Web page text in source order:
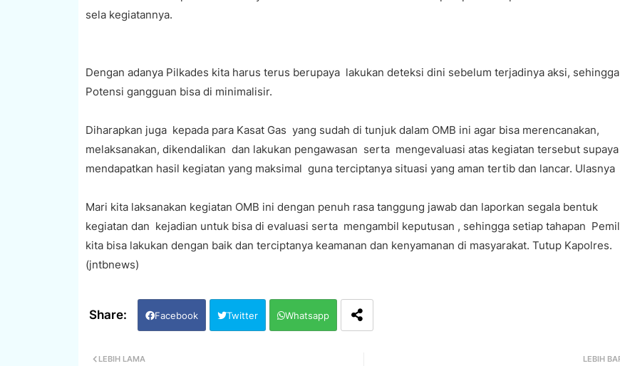
sela kegiatannya.
Dengan adanya Pilkades kita harus terus berupaya lakukan deteksi dini sebelum terjadinya aksi, sehingga
Potensi gangguan bisa di minimalisir.
Diharapkan juga kepada para Kasat Gas yang sudah di tunjuk dalam OMB ini agar bisa merencanakan,
melaksanakan, dikendalikan dan lakukan pengawasan serta mengevaluasi atas kegiatan tersebut supaya
mendapatkan hasil kegiatan yang maksimal guna terciptanya situasi yang aman tertib dan lancar. Ulasnya
Mari kita laksanakan kegiatan OMB ini dengan penuh rasa tanggung jawab dan laporkan segala bentuk
kegiatan dan kejadian untuk bisa di evaluasi serta mengambil keputusan , sehingga setiap tahapan
kita bisa lakukan dengan baik dan terciptanya keamanan dan kenyamanan di masyarakat. Tutup Kapolres.
(jntbnews)
Facebook Twitter Whatsapp
LEBIH
LEBIH LAMA